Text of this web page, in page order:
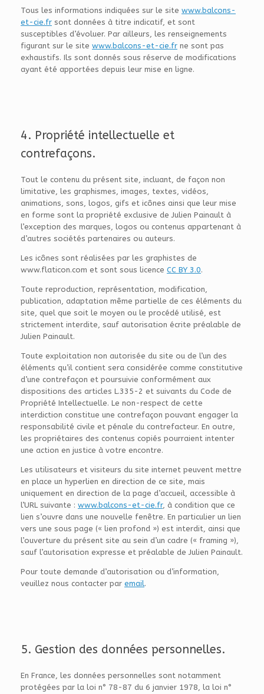
Tous les informations indiquées sur le site www.balcons-
et-cie.fr sont données à titre indicatif, et sont
susceptibles d’évoluer. Par ailleurs, les renseignements
figurant sur le site www.balcons-et-cie.fr ne sont pas
exhaustifs. Ils sont donnés sous réserve de modifications
ayant été apportées depuis leur mise en ligne.
4. Propriété intellectuelle et
contrefaçons.
Tout le contenu du présent site, incluant, de façon non
limitative, les graphismes, images, textes, vidéos,
animations, sons, logos, gifs et icônes ainsi que leur mise
en forme sont la propriété exclusive de Julien Painault à
l’exception des marques, logos ou contenus appartenant à
d’autres sociétés partenaires ou auteurs.
Les icônes sont réalisées par les graphistes de
www.flaticon.com et sont sous licence CC BY 3.0.
Toute reproduction, représentation, modification,
publication, adaptation même partielle de ces éléments du
site, quel que soit le moyen ou le procédé utilisé, est
strictement interdite, sauf autorisation écrite préalable de
Julien Painault.
Toute exploitation non autorisée du site ou de l’un des
éléments qu’il contient sera considérée comme constitutive
d’une contrefaçon et poursuivie conformément aux
dispositions des articles L.335-2 et suivants du Code de
Propriété Intellectuelle. Le non-respect de cette
interdiction constitue une contrefaçon pouvant engager la
responsabilité civile et pénale du contrefacteur. En outre,
les propriétaires des contenus copiés pourraient intenter
une action en justice à votre encontre.
Les utilisateurs et visiteurs du site internet peuvent mettre
en place un hyperlien en direction de ce site, mais
uniquement en direction de la page d’accueil, accessible à
l’URL suivante : www.balcons-et-cie.fr, à condition que ce
lien s’ouvre dans une nouvelle fenêtre. En particulier un lien
vers une sous page (« lien profond ») est interdit, ainsi que
l’ouverture du présent site au sein d’un cadre (« framing »),
sauf l’autorisation expresse et préalable de Julien Painault.
Pour toute demande d’autorisation ou d’information,
veuillez nous contacter par email.
5. Gestion des données personnelles.
En France, les données personnelles sont notamment
protégées par la loi n° 78-87 du 6 janvier 1978, la loi n°